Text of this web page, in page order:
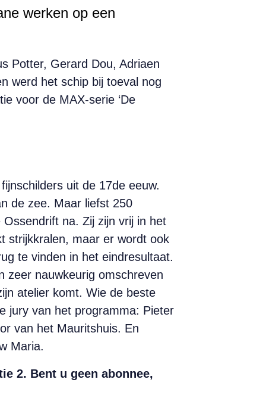
werken op een
Potter, Gerard Dou, Adriaen
werd het schip bij toeval nog
voor de MAX-serie ‘De
uit de 17de eeuw.
de zee. Maar liefst 250
na. Zij zijn vrij in het
strijkkralen, maar er wordt ook
te vinden in het eindresultaat.
zeer nauwkeurig omschreven
atelier komt. Wie de beste
jury van het programma: Pieter
van het Mauritshuis. En
Maria.
2. Bent u geen abonnee,